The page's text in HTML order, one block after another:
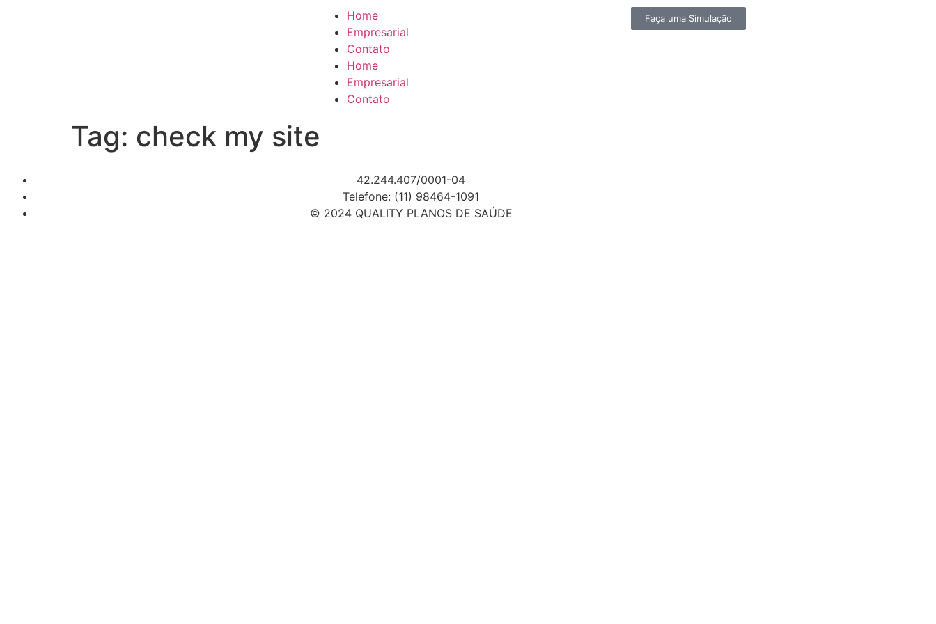
Home
Empresarial
Contato
Home
Empresarial
Contato
Faça uma Simulação
Tag: check my site
42.244.407/0001-04
Telefone: (11) 98464-1091
© 2024 QUALITY PLANOS DE SAÚDE